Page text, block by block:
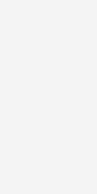
kombinierter
ALLGRIP
6,1 l/100 km;
CO2-Emission:
Comfort+